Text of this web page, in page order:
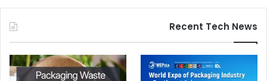
Recent Tech News